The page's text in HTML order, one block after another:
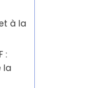
à la
:
la